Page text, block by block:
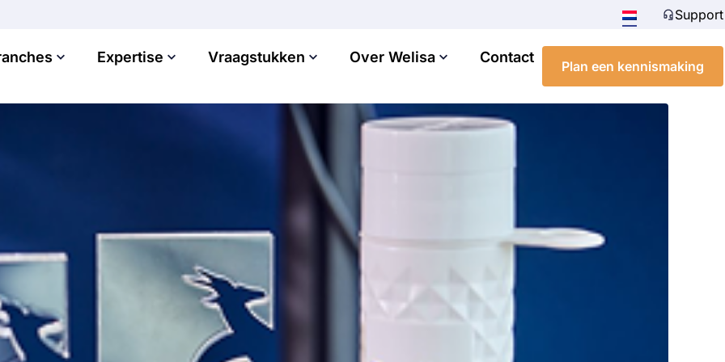
Support
Expertise Vraagstukken Over Welisa Contact
Plan een kennismaking